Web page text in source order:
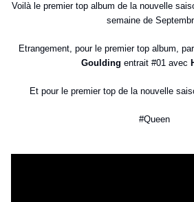
Voilà le premier top album de la nouvelle
semaine de
Etrangement, pour le premier top album, par
Goulding entrait #01 avec
Et pour le premier top de la nouvelle
#Queen